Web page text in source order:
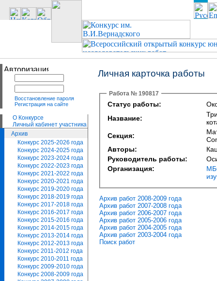
Восстановление пароля
Регистрация на сайте
О Конкурсе
Личный кабинет участника
Архив
Конкурс 2025-2026 года
Конкурс 2024-2025 года
Конкурс 2023-2024 года
Конкурс 2022-2023 года
Конкурс 2021-2022 года
Конкурс 2020-2021 года
Конкурс 2019-2020 года
Конкурс 2018-2019 года
Конкурс 2017-2018 года
Конкурс 2016-2017 года
Конкурс 2015-2016 года
Конкурс 2014-2015 года
Конкурс 2013-2014 года
Конкурс 2012-2013 года
Конкурс 2011-2012 года
Конкурс 2010-2011 года
Конкурс 2009-2010 года
Конкурс 2008-2009 года
Личная карточка работы
Работа № 190817
Статус работы:
Название:
Секция:
Авторы:
Руководитель работы:
Организация:
Архив работ 2008-2009 года
Архив работ 2007-2008 года
Архив работ 2006-2007 года
Архив работ 2005-2006 года
Архив работ 2004-2005 года
Архив работ 2003-2004 года
Поиск работ